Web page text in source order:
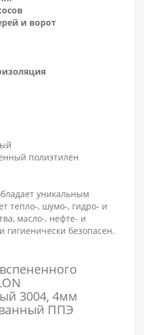
и ворот
полиэтилен
уникальным
тепло-, шумо-, гидро- и
масло-, нефте- и
гигиенически безопасен.
3004, 4мм
ППЭ